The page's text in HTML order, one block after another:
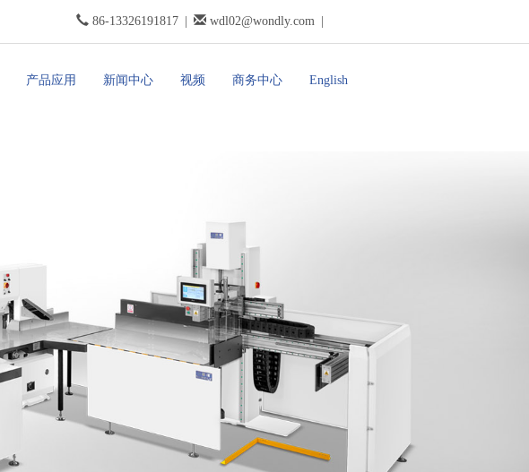
86-13326191817 wdl02@wondly.com
产品应用 新闻中心 视频 商务中心 English